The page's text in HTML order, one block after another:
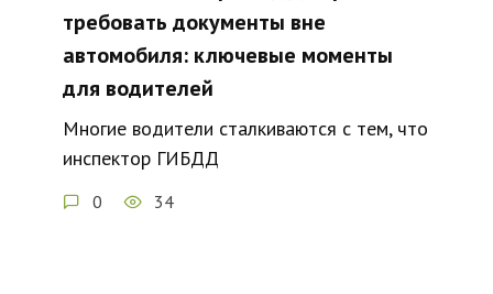
требовать документы вне
автомобиля: ключевые моменты
для водителей
Многие водители сталкиваются с тем, что
инспектор ГИБДД
0 34